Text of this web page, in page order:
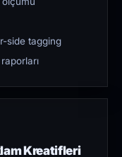
side tagging
Kreatifleri